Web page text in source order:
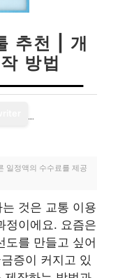
추천 | 개
방법
일정액의 수수료를 제공
것은 교통 이용
정이에요. 요즘은
도를 만들고 싶어
증이 커지고 있